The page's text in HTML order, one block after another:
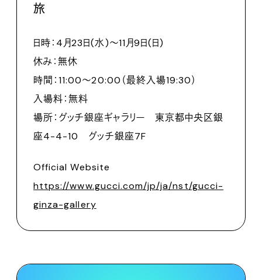
旅
日時：4月23日(水)〜11月9日(日)
休み：無休
時間：11:00～20:00（最終入場19:30）
入場料：無料
場所：グッチ銀座ギャラリー 東京都中央区銀
座4-4-10 グッチ銀座7F
Official Website
https://www.gucci.com/jp/ja/nst/gucci-
ginza-gallery